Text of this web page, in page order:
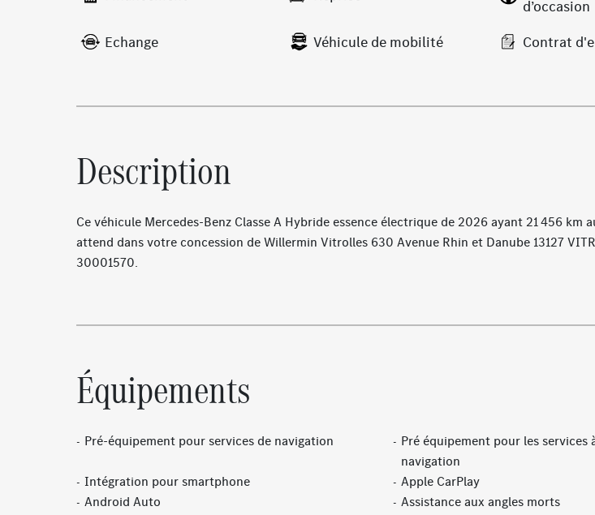
d’occasion
Echange
Véhicule de mobilité Contrat
Description
Ce véhicule Mercedes-Benz Classe A Hybride essence électrique de 2026 ayant 21 456 km
attend dans votre concession de Willermin Vitrolles 630 Avenue Rhin et Danube 13127
30001570.
Équipements
Pré-équipement pour services de navigation
Pré équipement pour les services
navigation
Intégration pour smartphone
Apple CarPlay
Android Auto
Assistance aux angles morts